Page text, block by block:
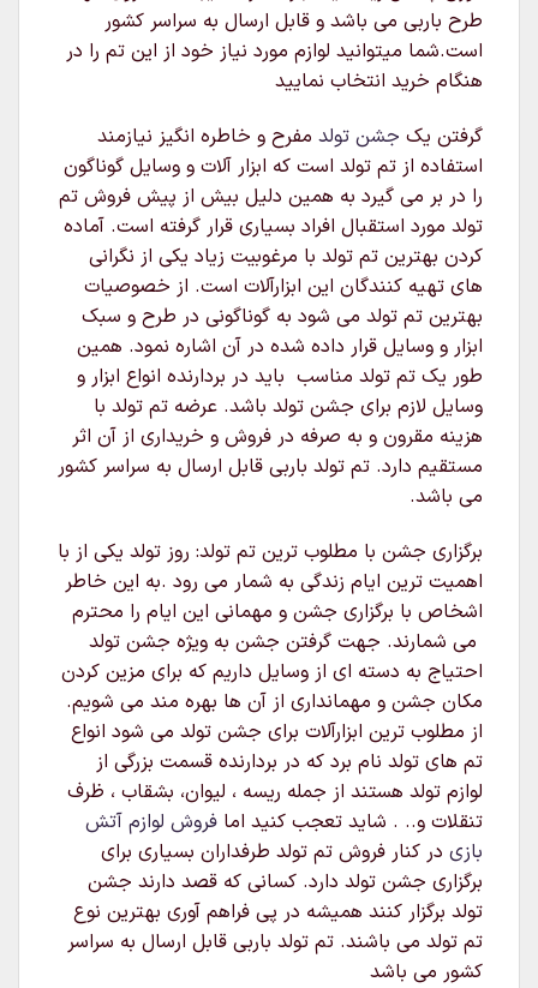
طرح باربی می باشد و قابل ارسال به سراسر کشور
است.شما میتوانید لوازم مورد نیاز خود از این تم را در
هنگام خرید انتخاب نمایید
گرفتن یک جشن تولد مفرح و خاطره انگیز نیازمند
استفاده از تم تولد است که ابزار آلات و وسایل گوناگون
را در بر می گیرد به همین دلیل بیش از پیش فروش تم
تولد مورد استقبال افراد بسیاری قرار گرفته است. آماده
کردن بهترین تم تولد با مرغوبیت زیاد یکی از نگرانی
های تهیه کنندگان این ابزارآلات است. از خصوصیات
بهترین تم تولد می شود به گوناگونی در طرح و سبک
ابزار و وسایل قرار داده شده در آن اشاره نمود. همین
طور یک تم تولد مناسب باید در بردارنده انواع ابزار و
وسایل لازم برای جشن تولد باشد. عرضه تم تولد با
هزینه مقرون و به صرفه در فروش و خریداری از آن اثر
مستقیم دارد. تم تولد باربی قابل ارسال به سراسر کشور
می باشد.
برگزاری جشن با مطلوب ترین تم تولد: روز تولد یکی از با
اهمیت ترین ایام زندگی به شمار می رود .به این خاطر
اشخاص با برگزاری جشن و مهمانی این ایام را محترم
می شمارند. جهت گرفتن جشن به ویژه جشن تولد
احتیاج به دسته ای از وسایل داریم که برای مزین کردن
مکان جشن و مهمانداری از آن ها بهره مند می شویم.
از مطلوب ترین ابزارآلات برای جشن تولد می شود انواع
تم های تولد نام برد که در بردارنده قسمت بزرگی از
لوازم تولد هستند از جمله ریسه ، لیوان، بشقاب ، ظرف
تنقلات و.. . شاید تعجب کنید اما فروش لوازم آتش
بازی در کنار فروش تم تولد طرفداران بسیاری برای
برگزاری جشن تولد دارد. کسانی که قصد دارند جشن
تولد برگزار کنند همیشه در پی فراهم آوری بهترین نوع
تم تولد می باشند. تم تولد باربی قابل ارسال به سراسر
کشور می باشد